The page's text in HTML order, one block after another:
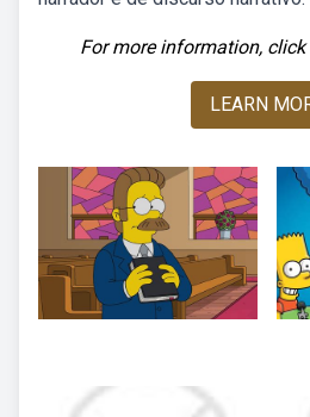
For more information,
LEARN